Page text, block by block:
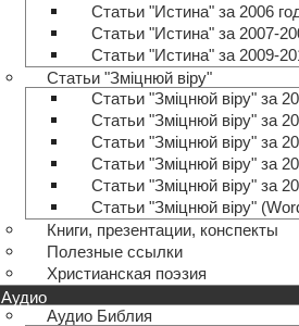
Статьи "Истина" за 2006
Статьи "Истина" за 2007-
Статьи "Истина" за 2009-
Статьи "Зміцнюй віру"
Статьи "Зміцнюй віру" за
Статьи "Зміцнюй віру" за
Статьи "Зміцнюй віру" за
Статьи "Зміцнюй віру" за
Статьи "Зміцнюй віру" за
Статьи "Зміцнюй віру"
Книги, презентации, конспекты
Полезные ccылки
Христианская поэзия
Аудио
Аудио Библия